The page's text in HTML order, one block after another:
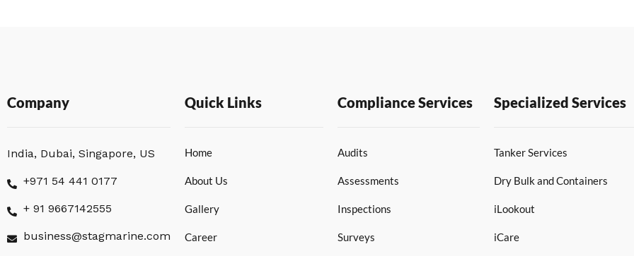
Company
India, Dubai, Singapore, US
+971 54 441 0177
+ 91 9667142555
business@stagmarine.com
Quick Links
Home
About Us
Gallery
Career
Compliance Services
Audits
Assessments
Inspections
Surveys
Specialized Services
Tanker Services
Dry Bulk and Containers
iLookout
iCare